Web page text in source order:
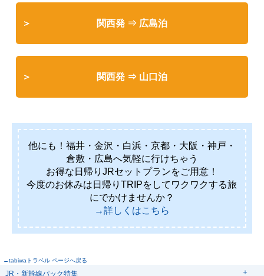
ケジュールによって異なります。
※取消料は日帰り商品となりますので10日前より発生
関西発 ⇒ 広島泊
関西発 ⇒ 山口泊
他にも！福井・金沢・白浜・京都・大阪・神戸・
倉敷・広島へ気軽に行けちゃう
お得な日帰りJRセットプランをご用意！
今度のお休みは日帰りTRIPをしてワクワクする旅
にでかけませんか？
→詳しくはこちら
←tabiwaトラベル ページへ戻る
JR・新幹線パック特集